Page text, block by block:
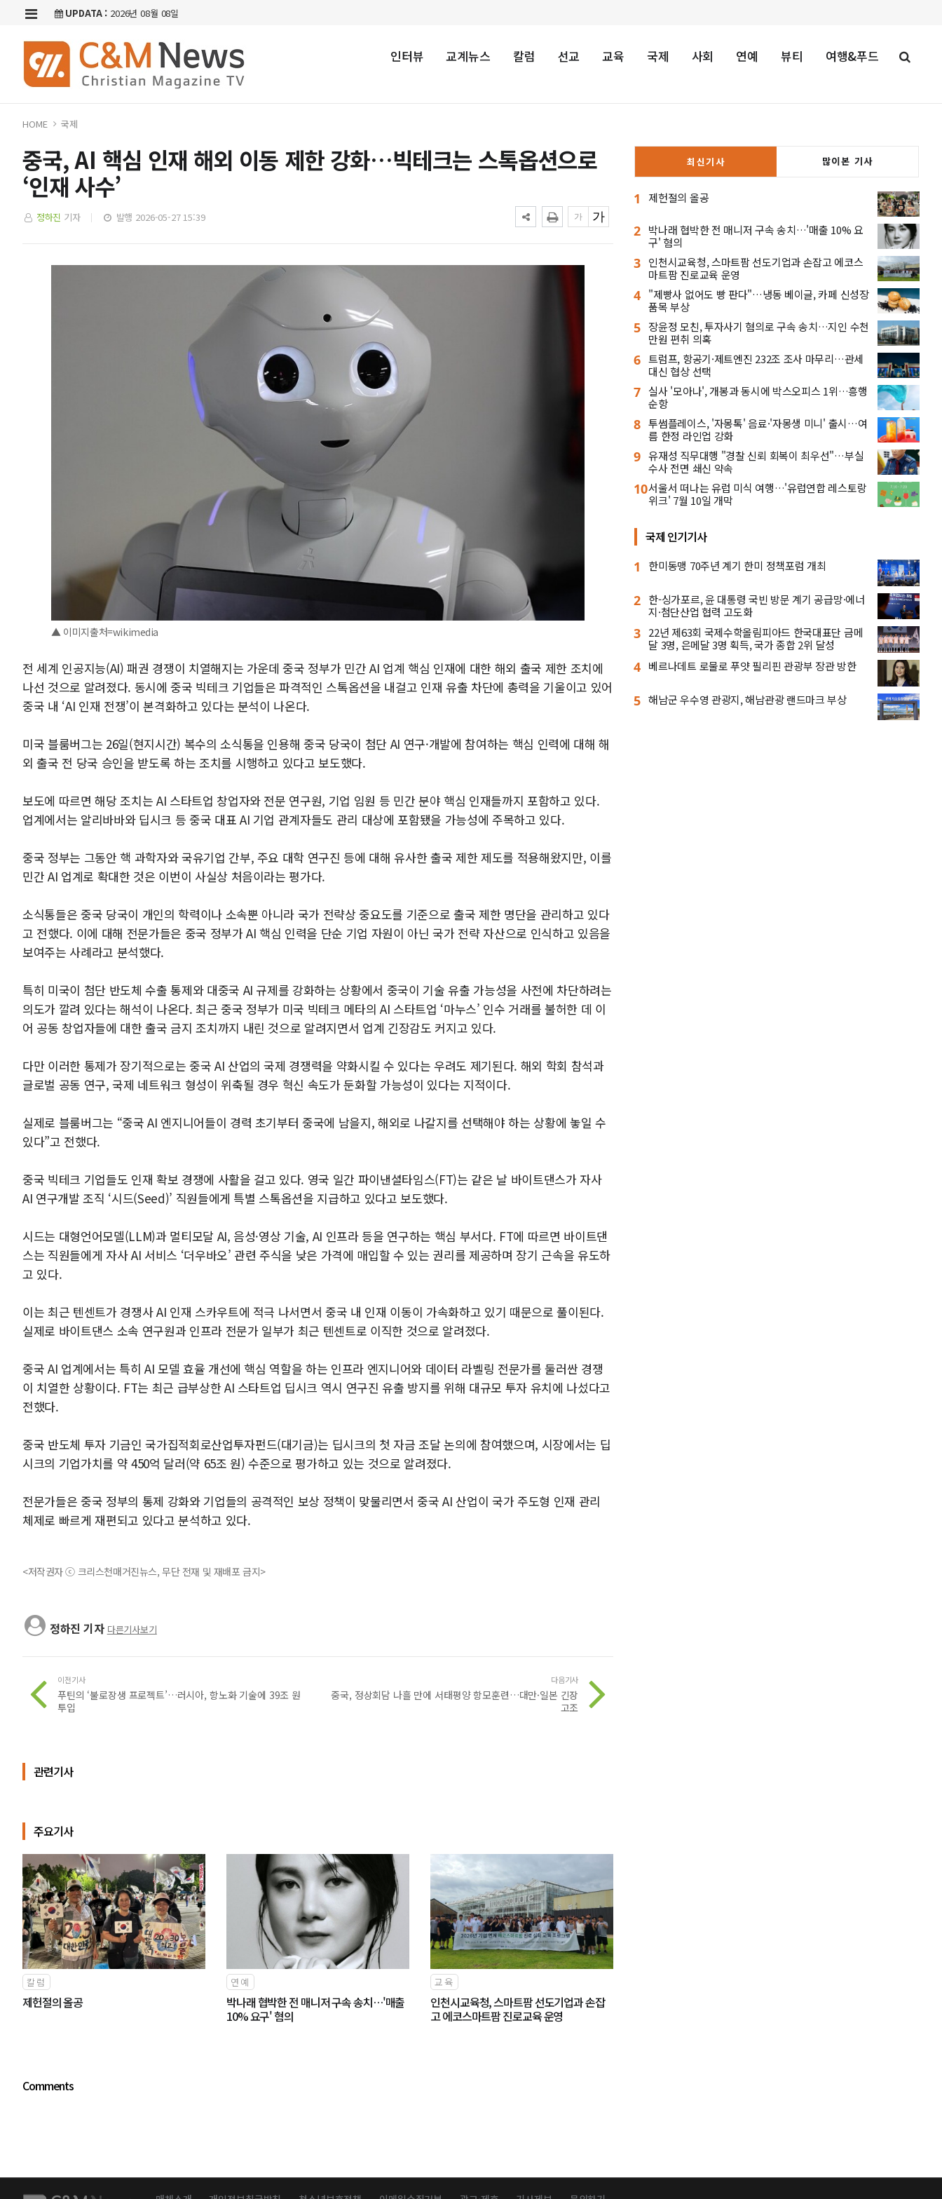
UPDATA : 2026년 08월 08일
인터뷰 교계뉴스 칼럼 선교 교육 국제 사회 연예 뷰티 여행&푸드
HOME 국제
중국, AI 핵심 인재 해외 이동 제한 강화…빅테크는 스톡옵션으로
‘인재 사수’
정하진 기자 발행 2026-05-27 15:39
▲ 이미지출처=wikimedia
전 세계 인공지능(AI) 패권 경쟁이 치열해지는 가운데 중국 정부가 민간 AI 업계 핵심 인재에 대한 해외 출국 제한 조치에
나선 것으로 알려졌다. 동시에 중국 빅테크 기업들은 파격적인 스톡옵션을 내걸고 인재 유출 차단에 총력을 기울이고 있어
중국 내 ‘AI 인재 전쟁’이 본격화하고 있다는 분석이 나온다.
미국 블룸버그는 26일(현지시간) 복수의 소식통을 인용해 중국 당국이 첨단 AI 연구·개발에 참여하는 핵심 인력에 대해 해
외 출국 전 당국 승인을 받도록 하는 조치를 시행하고 있다고 보도했다.
보도에 따르면 해당 조치는 AI 스타트업 창업자와 전문 연구원, 기업 임원 등 민간 분야 핵심 인재들까지 포함하고 있다.
업계에서는 알리바바와 딥시크 등 중국 대표 AI 기업 관계자들도 관리 대상에 포함됐을 가능성에 주목하고 있다.
중국 정부는 그동안 핵 과학자와 국유기업 간부, 주요 대학 연구진 등에 대해 유사한 출국 제한 제도를 적용해왔지만, 이를
민간 AI 업계로 확대한 것은 이번이 사실상 처음이라는 평가다.
소식통들은 중국 당국이 개인의 학력이나 소속뿐 아니라 국가 전략상 중요도를 기준으로 출국 제한 명단을 관리하고 있다
고 전했다. 이에 대해 전문가들은 중국 정부가 AI 핵심 인력을 단순 기업 자원이 아닌 국가 전략 자산으로 인식하고 있음을
보여주는 사례라고 분석했다.
특히 미국이 첨단 반도체 수출 통제와 대중국 AI 규제를 강화하는 상황에서 중국이 기술 유출 가능성을 사전에 차단하려는
의도가 깔려 있다는 해석이 나온다. 최근 중국 정부가 미국 빅테크 메타의 AI 스타트업 ‘마누스’ 인수 거래를 불허한 데 이
어 공동 창업자들에 대한 출국 금지 조치까지 내린 것으로 알려지면서 업계 긴장감도 커지고 있다.
다만 이러한 통제가 장기적으로는 중국 AI 산업의 국제 경쟁력을 약화시킬 수 있다는 우려도 제기된다. 해외 학회 참석과
글로벌 공동 연구, 국제 네트워크 형성이 위축될 경우 혁신 속도가 둔화할 가능성이 있다는 지적이다.
실제로 블룸버그는 “중국 AI 엔지니어들이 경력 초기부터 중국에 남을지, 해외로 나갈지를 선택해야 하는 상황에 놓일 수
있다”고 전했다.
중국 빅테크 기업들도 인재 확보 경쟁에 사활을 걸고 있다. 영국 일간 파이낸셜타임스(FT)는 같은 날 바이트댄스가 자사
AI 연구개발 조직 ‘시드(Seed)’ 직원들에게 특별 스톡옵션을 지급하고 있다고 보도했다.
시드는 대형언어모델(LLM)과 멀티모달 AI, 음성·영상 기술, AI 인프라 등을 연구하는 핵심 부서다. FT에 따르면 바이트댄
스는 직원들에게 자사 AI 서비스 ‘더우바오’ 관련 주식을 낮은 가격에 매입할 수 있는 권리를 제공하며 장기 근속을 유도하
고 있다.
이는 최근 텐센트가 경쟁사 AI 인재 스카우트에 적극 나서면서 중국 내 인재 이동이 가속화하고 있기 때문으로 풀이된다.
실제로 바이트댄스 소속 연구원과 인프라 전문가 일부가 최근 텐센트로 이직한 것으로 알려졌다.
중국 AI 업계에서는 특히 AI 모델 효율 개선에 핵심 역할을 하는 인프라 엔지니어와 데이터 라벨링 전문가를 둘러싼 경쟁
이 치열한 상황이다. FT는 최근 급부상한 AI 스타트업 딥시크 역시 연구진 유출 방지를 위해 대규모 투자 유치에 나섰다고
전했다.
중국 반도체 투자 기금인 국가집적회로산업투자펀드(대기금)는 딥시크의 첫 자금 조달 논의에 참여했으며, 시장에서는 딥
시크의 기업가치를 약 450억 달러(약 65조 원) 수준으로 평가하고 있는 것으로 알려졌다.
전문가들은 중국 정부의 통제 강화와 기업들의 공격적인 보상 정책이 맞물리면서 중국 AI 산업이 국가 주도형 인재 관리
체제로 빠르게 재편되고 있다고 분석하고 있다.
<저작권자 ⓒ 크리스천매거진뉴스, 무단 전재 및 재배포 금지>
정하진 기자 다른기사보기
이전기사
푸틴의 ‘불로장생 프로젝트’…러시아, 항노화 기술에 39조 원
투입
다음기사
중국, 정상회담 나흘 만에 서태평양 항모훈련…대만·일본 긴장
고조
관련기사
주요기사
칼럼
제헌절의 올공
연예
박나래 협박한 전 매니저 구속 송치…'매출
10% 요구' 혐의
교육
인천시교육청, 스마트팜 선도기업과 손잡
고 에코스마트팜 진로교육 운영
Comments
최신기사 많이본 기사
1 제헌절의 올공
2 박나래 협박한 전 매니저 구속 송치…'매출 10% 요
구' 혐의
3 인천시교육청, 스마트팜 선도기업과 손잡고 에코스
마트팜 진로교육 운영
4 "제빵사 없어도 빵 판다"…냉동 베이글, 카페 신성장
품목 부상
5 장윤정 모친, 투자사기 혐의로 구속 송치…지인 수천
만원 편취 의혹
6 트럼프, 항공기·제트엔진 232조 조사 마무리…관세
대신 협상 선택
7 실사 '모아나', 개봉과 동시에 박스오피스 1위…흥행
순항
8 투썸플레이스, '자몽톡' 음료·'자몽생 미니' 출시…여
름 한정 라인업 강화
9 유재성 직무대행 "경찰 신뢰 회복이 최우선"…부실
수사 전면 쇄신 약속
10서울서 떠나는 유럽 미식 여행…'유럽연합 레스토랑
위크' 7월 10일 개막
국제 인기기사
1
한미동맹 70주년 계기 한미 정책포럼 개최
2 한-싱가포르, 윤 대통령 국빈 방문 계기 공급망·에너
지·첨단산업 협력 고도화
3 22년 제63회 국제수학올림피아드 한국대표단 금메
달 3명, 은메달 3명 획득, 국가 종합 2위 달성
4 베르나데트 로물로 푸얏 필리핀 관광부 장관 방한
5 해남군 우수영 관광지, 해남관광 랜드마크 부상